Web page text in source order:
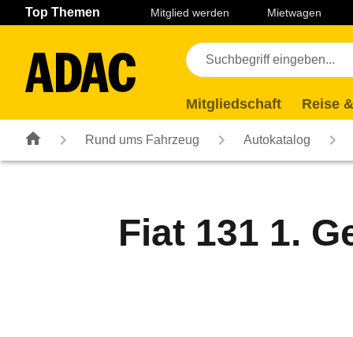
Navigation Seiteninhalt Fußzeile
Top Themen Mitglied werden Mietwagen
Mitgliedschaft Reise
Rund ums Fahrzeug Autokatalog
Fiat 131 1.